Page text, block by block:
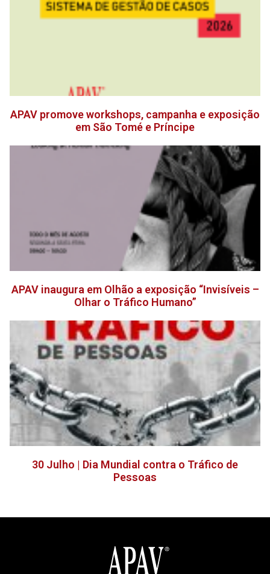
APAV promove workshops, campanha e exposição
em São Tomé e Príncipe
APAV inaugura em Olhão a exposição “Invisíveis –
Olhar o Tráfico Humano”
30 Julho | Dia Mundial contra o Tráfico de
Pessoas